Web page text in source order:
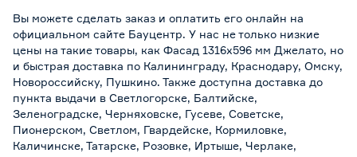
Вы можете сделать заказ и оплатить его онлайн на
официальном сайте Бауцентр. У нас не только низкие
цены на такие товары, как Фасад 1316х596 мм Джелато, но
и быстрая доставка по Калининграду, Краснодару, Омску,
Новороссийску, Пушкино. Также доступна доставка до
пункта выдачи в Светлогорске, Балтийске,
Зеленоградске, Черняховске, Гусеве, Советске,
Пионерском, Светлом, Гвардейске, Кормиловке,
Каличинске, Татарске, Розовке, Иртыше, Черлаке,